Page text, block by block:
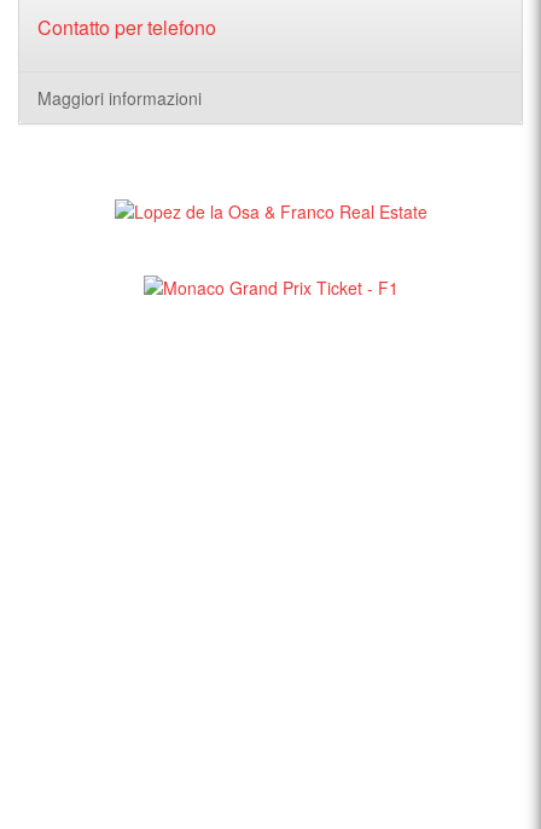
Contatto per telefono
Maggiori informazioni